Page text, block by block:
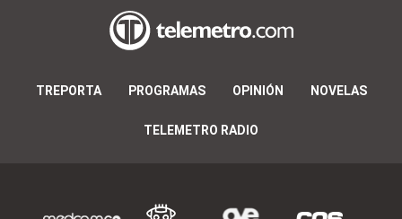
TREPORTA PROGRAMAS OPINIÓN NOVELAS
TELEMETRO RADIO